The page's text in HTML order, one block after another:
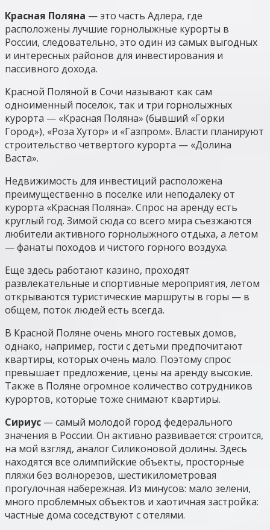
Красная Поляна — это часть Адлера, где
расположены лучшие горнолыжные курорты в
России, следовательно, это один из самых выгодных
и интересных районов для инвестирования и
пассивного дохода.
Красной Поляной в Сочи называют как сам
одноименный поселок, так и три горнолыжных
курорта — «Красная Поляна» (бывший «Горки
Город»), «Роза Хутор» и «Газпром». Власти планируют
строительство четвертого курорта — «Долина
Васта».
Недвижимость для инвестиций расположена
преимущественно в поселке или неподалеку от
курорта «Красная Поляна». Спрос на аренду есть
круглый год. Зимой сюда со всего мира съезжаются
любители активного горнолыжного отдыха, а летом
— фанаты походов и чистого горного воздуха.
Еще здесь работают казино, проходят
развлекательные и спортивные мероприятия, летом
открываются туристические маршруты в горы — в
общем, поток людей есть всегда.
В Красной Поляне очень много гостевых домов,
однако, например, гости с детьми предпочитают
квартиры, которых очень мало. Поэтому спрос
превышает предложение, цены на аренду высокие.
Также в Поляне огромное количество сотрудников
курортов, которые тоже снимают квартиры.
Сириус — самый молодой город федерального
значения в России. Он активно развивается: строится,
на мой взгляд, аналог Силиконовой долины. Здесь
находятся все олимпийские объекты, просторные
пляжи без волнорезов, шестикилометровая
прогулочная набережная. Из минусов: мало зелени,
много проблемных объектов и хаотичная застройка:
частные дома соседствуют с отелями.